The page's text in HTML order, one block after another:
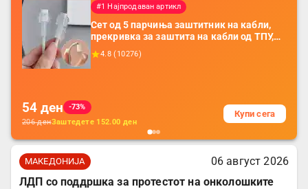
#1 Најпродаван артикл
Сет од 5 парчиња заштитник на кабли,
прекривка за заштита на кабли од ТПУ,
додатоци за заштита на кабли, без
батерија, за мобилни телефони, комплет
4.8 (10276)
54 ден
-73%
206денЗаштедете 152.00 ден
Купи сега
МАКЕДОНИЈА
06 август 2026
ЛДП со поддршка за протестот на онколошките